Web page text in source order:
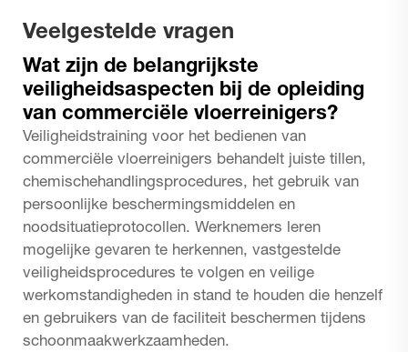
Veelgestelde vragen
Wat zijn de belangrijkste
veiligheidsaspecten bij de opleiding
van commerciële vloerreinigers?
Veiligheidstraining voor het bedienen van
commerciële vloerreinigers behandelt juiste tillen,
chemischehandlingsprocedures, het gebruik van
persoonlijke beschermingsmiddelen en
noodsituatieprotocollen. Werknemers leren
mogelijke gevaren te herkennen, vastgestelde
veiligheidsprocedures te volgen en veilige
werkomstandigheden in stand te houden die henzelf
en gebruikers van de faciliteit beschermen tijdens
schoonmaakwerkzaamheden.